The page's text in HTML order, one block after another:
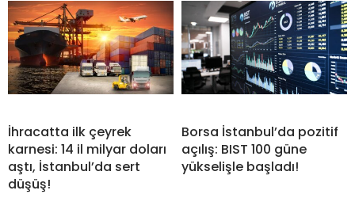
İhracatta ilk çeyrek
karnesi: 14 il milyar doları
aştı, İstanbul’da sert
düşüş!
Borsa İstanbul’da pozitif
açılış: BIST 100 güne
yükselişle başladı!